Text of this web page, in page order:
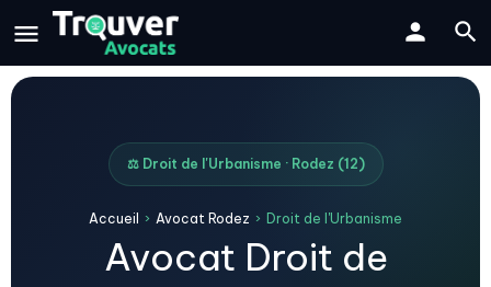
⚖️ Droit de l'Urbanisme · Rodez (12)
Accueil › Avocat Rodez › Droit de l'Urbanisme
Avocat Droit de